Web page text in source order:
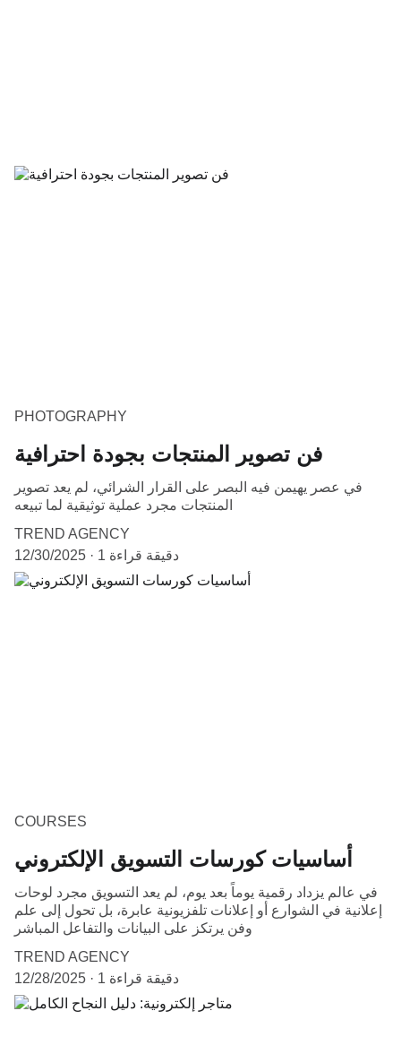
PHOTOGRAPHY
فن تصوير المنتجات بجودة احترافية
في عصر يهيمن فيه البصر على القرار الشرائي، لم يعد تصوير
المنتجات مجرد عملية توثيقية لما تبيعه
TREND AGENCY
12/30/2025
1 دقيقة قراءة
COURSES
أساسيات كورسات التسويق الإلكتروني
في عالم يزداد رقمية يوماً بعد يوم، لم يعد التسويق مجرد لوحات
إعلانية في الشوارع أو إعلانات تلفزيونية عابرة، بل تحول إلى علم
وفن يرتكز على البيانات والتفاعل المباشر
TREND AGENCY
12/28/2025
1 دقيقة قراءة